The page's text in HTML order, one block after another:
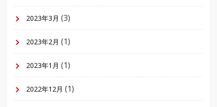
2023年3月 (3)
2023年2月 (1)
2023年1月 (1)
2022年12月 (1)